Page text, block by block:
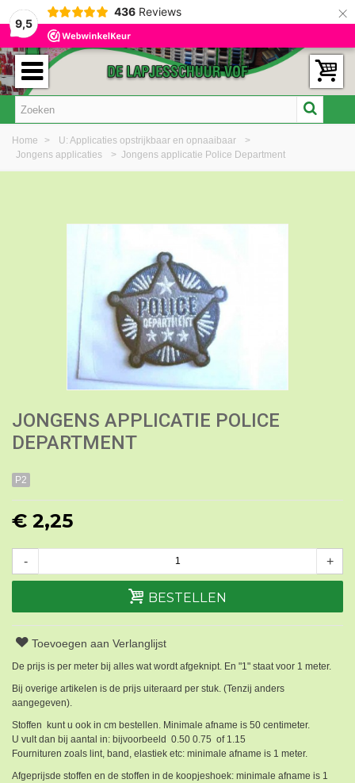
9,5
436 Reviews ×
Home > U: Applicaties opstrijkbaar en opnaaibaar
>
Jongens applicaties
> Jongens applicatie Police Department
JONGENS APPLICATIE POLICE
DEPARTMENT
P2
€ 2,25
- +
BESTELLEN
Toevoegen aan Verlanglijst
De prijs is per meter bij alles wat wordt afgeknipt. En "1" staat voor 1 meter.
Bij overige artikelen is de prijs uiteraard per stuk. (Tenzij anders
aangegeven).
Stoffen kunt u ook in cm bestellen. Minimale afname is 50 centimeter.
U vult dan bij aantal in: bijvoorbeeld 0.50 0.75 of 1.15
Fournituren zoals lint, band, elastiek etc: minimale afname is 1 meter.
Afgeprijsde stoffen en de stoffen in de koopjeshoek: minimale afname is 1